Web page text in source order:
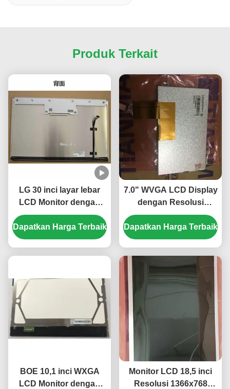
Produk Terkait
LG 30 inci layar lebar
LCD Monitor dengan
2560 * 1600 Resolusi
dan 350cd / m2
Kecerahan
Dapatkan Harga Terbaik
7.0" WVGA LCD Display
dengan Resolusi
800×480 dan 350 cd/m2
Kecerahan Panel TFT-
LCD
Dapatkan Harga Terbaik
BOE 10,1 inci WXGA
LCD Monitor dengan
Monitor LCD 18,5 inci
Resolusi 1366x768